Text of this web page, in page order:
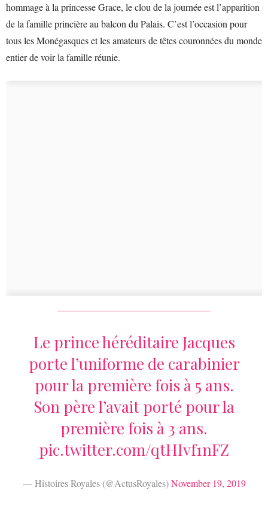
hommage à la princesse Grace, le clou de la journée est l’apparition
de la famille princière au balcon du Palais. C’est l’occasion pour
tous les Monégasques et les amateurs de têtes couronnées du monde
entier de voir la famille réunie.
Le prince héréditaire Jacques
porte l’uniforme de carabinier
pour la première fois à 5 ans.
Son père l’avait porté pour la
première fois à 3 ans.
pic.twitter.com/qtHIvf1nFZ
— Histoires Royales (@ActusRoyales)November 19, 2019